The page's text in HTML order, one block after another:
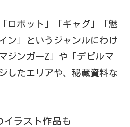
ロボット」「ギャグ」「魅
ン」というジャンルにわけ
ジンガーZ」や「デビルマ
したエリアや、秘蔵資料な
ラスト作品も